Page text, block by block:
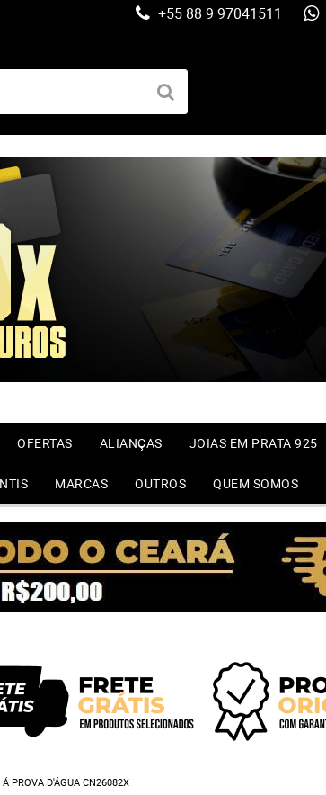
+55 88 9 97041511
OFERTAS ALIANÇAS JOIAS EM PRATA 925
MARCAS OUTROS QUEM SOMOS
PROVA D'ÁGUA CN26082X